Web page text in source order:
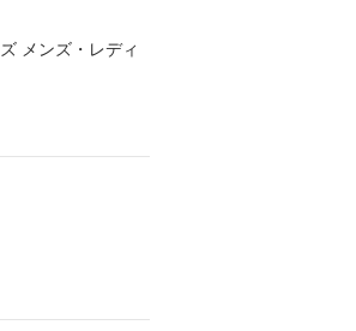
メンズ・レディ